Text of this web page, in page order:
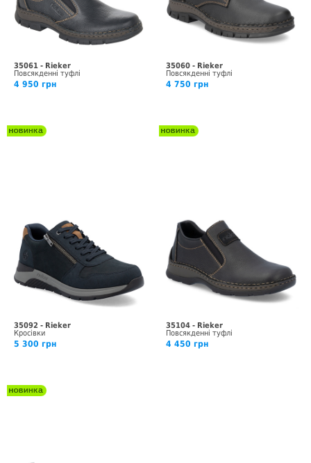
35061 - Rieker
Повсякденні туфлі
4 950 грн
35060 - Rieker
Повсякденні туфлі
4 750 грн
35092 - Rieker
Кросівки
5 300 грн
35104 - Rieker
Повсякденні туфлі
4 450 грн